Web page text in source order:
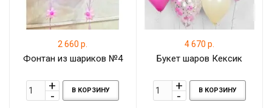
2 660 р.
Фонтан из шариков №4
В КОРЗИНУ
4 670 р.
Букет шаров Кексик
В КОРЗИНУ